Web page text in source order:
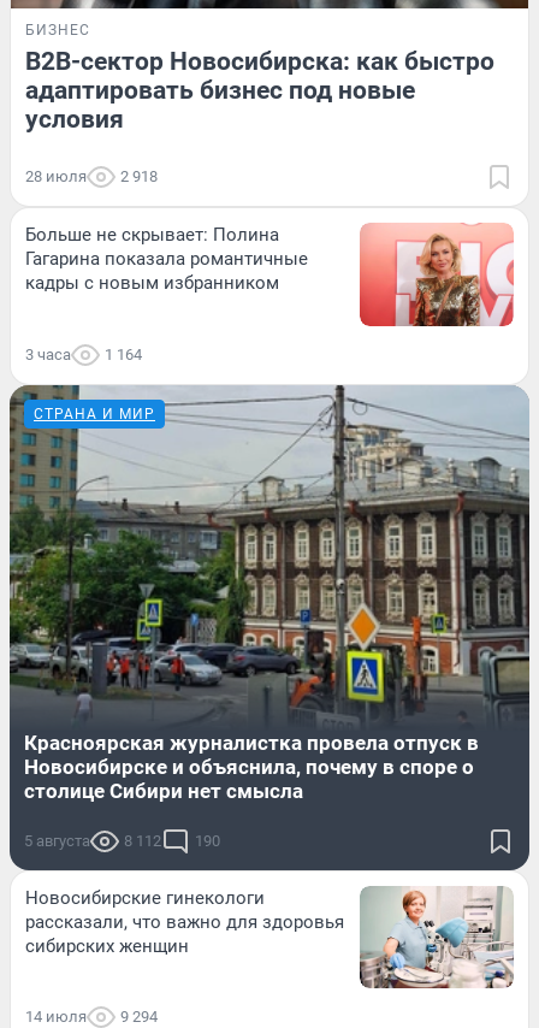
БИЗНЕС
B2B-сектор Новосибирска: как быстро
адаптировать бизнес под новые
условия
28 июля 2 918
Больше не скрывает: Полина
Гагарина показала романтичные
кадры с новым избранником
3 часа 1 164
СТРАНА И МИР
Красноярская журналистка провела отпуск в
Новосибирске и объяснила, почему в споре о
столице Сибири нет смысла
5 августа 8 112 190
Новосибирские гинекологи
рассказали, что важно для здоровья
сибирских женщин
14 июля 9 294